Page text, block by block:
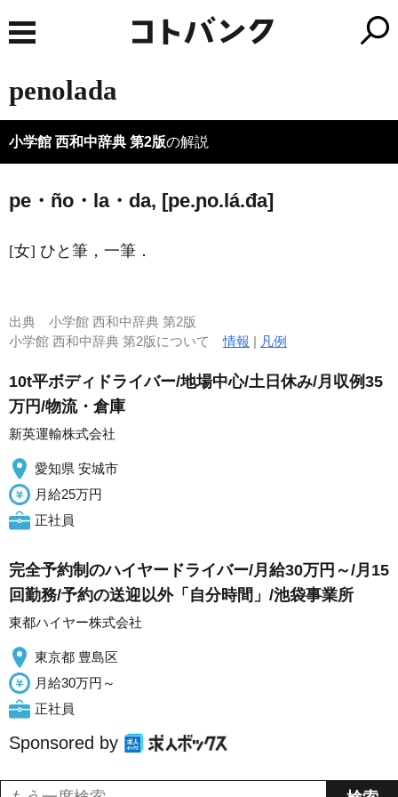
penolada
小学館 西和中辞典 第2版の解説
pe・ño・la・da, [pe.ɲo.lá.đa]
[女] ひと筆，一筆．
出典 小学館 西和中辞典 第2版
小学館 西和中辞典 第2版について情報 | 凡例
10t平ボディドライバー/地場中心/土日休み/月収例35
万円/物流・倉庫
新英運輸株式会社
愛知県 安城市
月給25万円
正社員
完全予約制のハイヤードライバー/月給30万円～/月15
回勤務/予約の送迎以外「自分時間」/池袋事業所
東都ハイヤー株式会社
東京都 豊島区
月給30万円～
正社員
Sponsored by